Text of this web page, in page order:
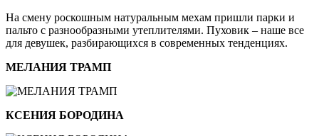
На смену роскошным натуральным мехам пришли парки и
пальто с разнообразными утеплителями. Пуховик – наше все
для девушек, разбирающихся в современных тенденциях.
МЕЛАНИЯ ТРАМП
КСЕНИЯ БОРОДИНА